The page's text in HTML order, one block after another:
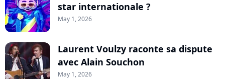
star internationale ?
May 1, 2026
Laurent Voulzy raconte sa dispute
avec Alain Souchon
May 1, 2026